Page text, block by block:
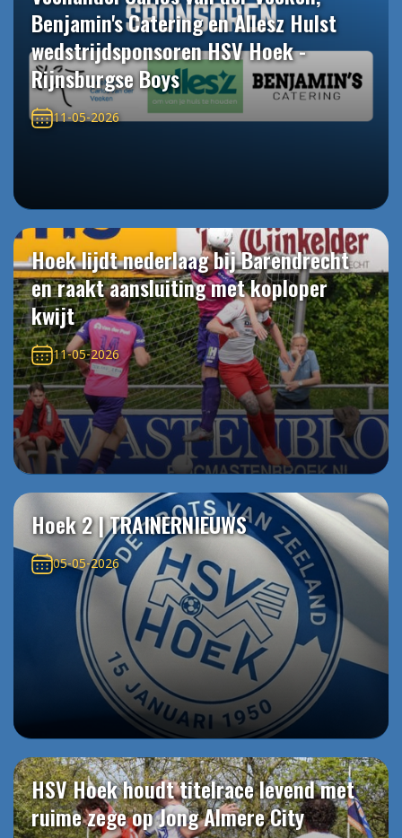
Benjamin's Catering en Allesz Hulst
wedstrijdsponsoren HSV Hoek -
Rijnsburgse Boys
11-05-2026
Hoek lijdt nederlaag bij Barendrecht
en raakt aansluiting met koploper
kwijt
11-05-2026
Hoek 2 | TRAINERNIEUWS
05-05-2026
HSV Hoek houdt titelrace levend met
ruime zege op Jong Almere City